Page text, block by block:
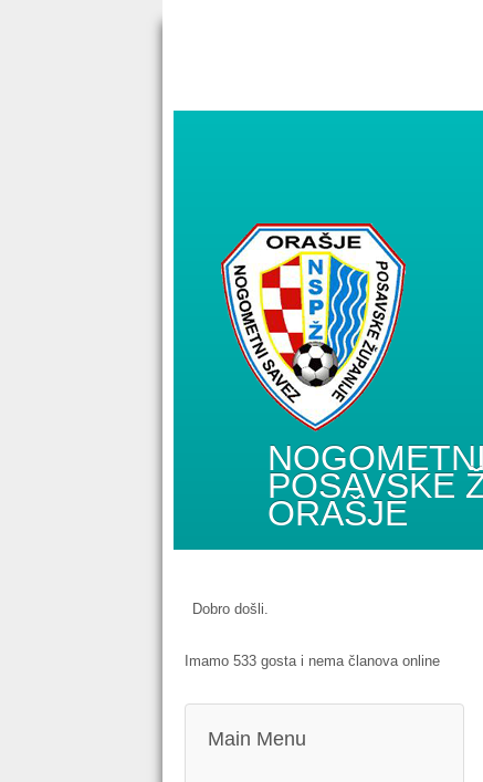
POSAVSKE
ORAŠJE
Dobro došli.
Imamo 533 gosta i nema članova online
Main Menu